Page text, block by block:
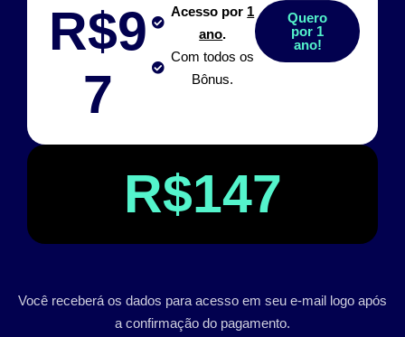
R$9
7
Acesso por 1
ano.
Com todos os
Bônus.
Quero
por 1
ano!
R$147
Você receberá os dados para acesso em seu e-mail logo após
a confirmação do pagamento.